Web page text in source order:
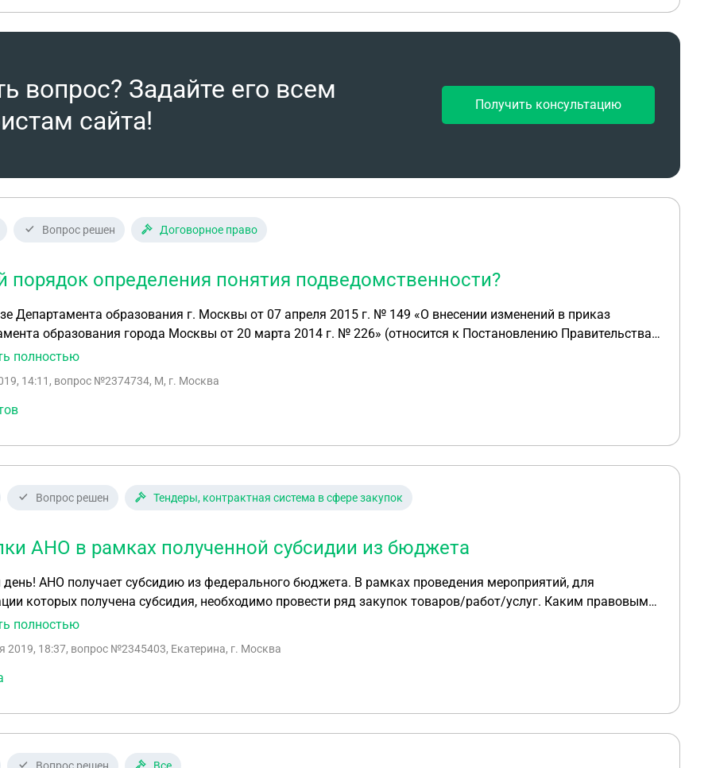
вопрос? Задайте его всем
сайта!
Получить консультацию
Вопрос решен Договорное право
порядок определения понятия подведомственности?
Департамента образования г. Москвы от 07 апреля 2015 г. № 149 «О внесении изменений в приказ
образования города Москвы от 20 марта 2014 г. № 226» (относится к Постановлению Правительства
74-ПП от 25 февраля 2014 года «О медали «За особые успехи в обучении»») есть формулировка:
города Москвы, обязаны в срок с 20 мая но 5 июня текущего года представить Оператору списки
имеющих итоговые отметки «отлично» по всем предметам учебного плана по образовательным
лицо). У нас есть лицензия и государственная аккредитация, но исполнительный орган назначает
и для всех целей мы являемся самостоятельной организацией. Мы являемся организацией,
«О медали» можно посмотреть на сайте Московского центра качества образования вот здесь:
полностью
14:11 , вопрос №2374734, М, г. Москва
Вопрос решен Тендеры, контрактная система в сфере закупок
АНО в рамках полученной субсидии из бюджета
АНО получает субсидию из федерального бюджета. В рамках проведения мероприятий, для
которых получена субсидия, необходимо провести ряд закупок товаров/работ/услуг. Каким правовым
руководствоваться АНО при проведении закупок - 223-ФЗ, 44-ФЗ или ГК РФ?
полностью
2019, 18:37, вопрос №2345403, Екатерина, г. Москва